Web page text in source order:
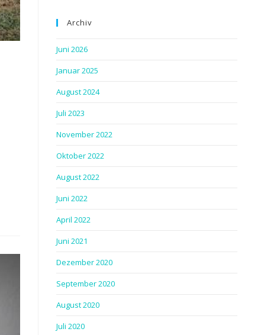
Archiv
Juni 2026
Januar 2025
August 2024
Juli 2023
November 2022
Oktober 2022
August 2022
Juni 2022
April 2022
Juni 2021
Dezember 2020
September 2020
August 2020
Juli 2020